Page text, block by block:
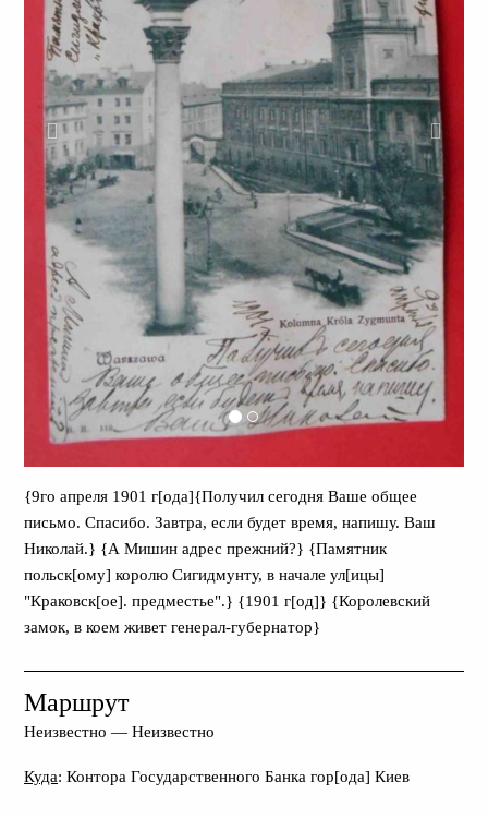
{9го апреля 1901 г[ода]{Получил сегодня Ваше общее
письмо. Спасибо. Завтра, если будет время, напишу. Ваш
Николай.} {А Мишин адрес прежний?} {Памятник
польск[ому] королю Сигидмунту, в начале ул[ицы]
"Краковск[ое]. предместье".} {1901 г[од]} {Королевский
замок, в коем живет генерал-губернатор}
Маршрут
Неизвестно — Неизвестно
Куда: Контора Государственного Банка гор[ода] Киев